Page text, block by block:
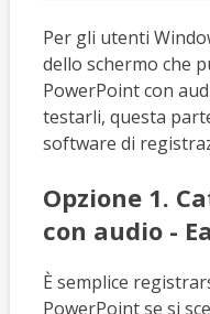
Per gli utenti
dello schermo che
PowerPoint con
testarli, questa
software di
Opzione 1.
con audio -
È semplice
PowerPoint se si